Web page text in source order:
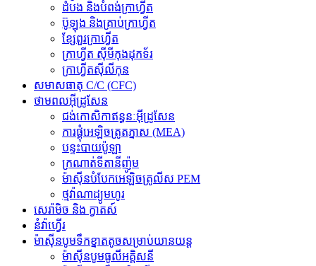
ដំបង និងបំពង់ក្រាហ្វីត
ប៊ូឡុង និងគ្រាប់ក្រាហ្វីត
ខ្សែពួរក្រាហ្វីត
ក្រាហ្វីត ស៊ីមីកុងដុកទ័រ
ក្រាហ្វីតស៊ីលីកុន
សមាសធាតុ C/C (CFC)
ថាមពលអ៊ីដ្រូសែន
ជង់កោសិកាឥន្ធនៈអ៊ីដ្រូសែន
ការផ្គុំអេឡិចត្រូតភ្នាស (MEA)
បន្ទះបាយប៉ូឡា
ក្រណាត់ទីតានីញ៉ូម
ម៉ាស៊ីនបំបែកអេឡិចត្រូលីស PEM
ថ្ម​វ៉ាណាដ្យូម​ហូរ
សេរ៉ាមិច និង ក្វាតស៍
នំ​វ៉ាហ្វើរ
ម៉ាស៊ីនបូមទឹកខ្នាតតូចសម្រាប់យានយន្ត
ម៉ាស៊ីនបូមធូលីអគ្គិសនី